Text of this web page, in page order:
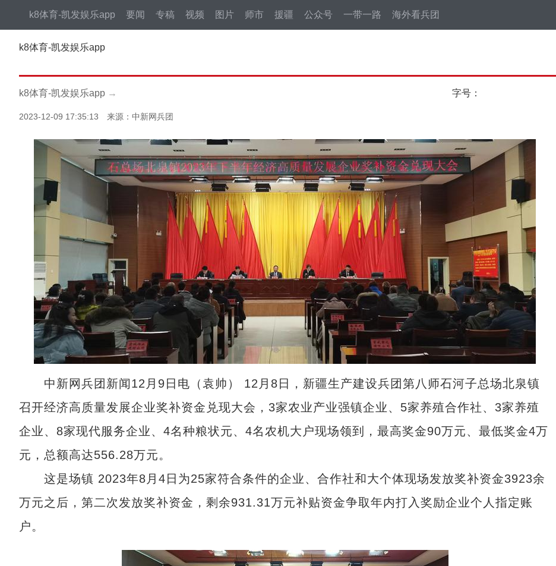
k8体育-凯发娱乐app 要闻 专稿 视频 图片 师市 援疆 公众号 一带一路 海外看兵团
k8体育-凯发娱乐app
k8体育-凯发娱乐app → 字号：
2023-12-09 17:35:13 来源：中新网兵团
中新网兵团新闻12月9日电（袁帅） 12月8日，新疆生产建设兵团第八师石河子总场北泉镇
召开经济高质量发展企业奖补资金兑现大会，3家农业产业强镇企业、5家养殖合作社、3家养殖
企业、8家现代服务企业、4名种粮状元、4名农机大户现场领到，最高奖金90万元、最低奖金4万
元，总额高达556.28万元。
这是场镇 2023年8月4日为25家符合条件的企业、合作社和大个体现场发放奖补资金3923余
万元之后，第二次发放奖补资金，剩余931.31万元补贴资金争取年内打入奖励企业个人指定账
户。